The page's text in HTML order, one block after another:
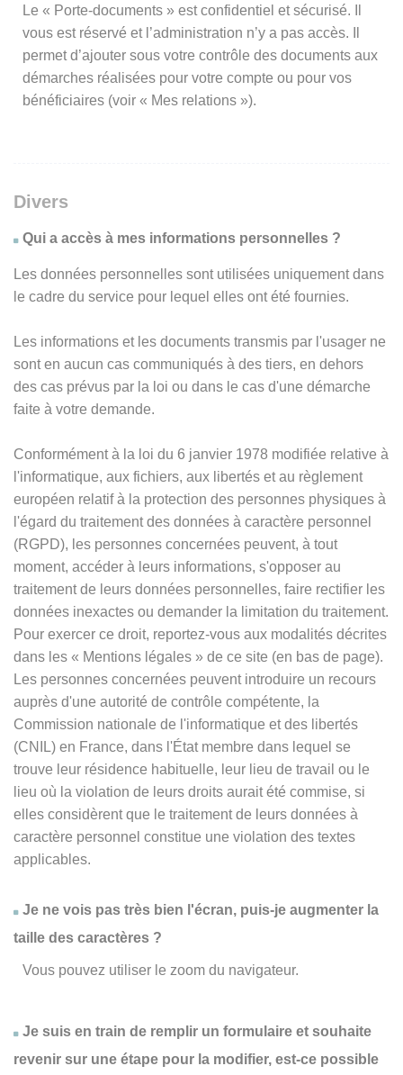
Le « Porte-documents » est confidentiel et sécurisé. Il
vous est réservé et l’administration n’y a pas accès. Il
permet d’ajouter sous votre contrôle des documents aux
démarches réalisées pour votre compte ou pour vos
bénéficiaires (voir « Mes relations »).
Divers
Qui a accès à mes informations personnelles ?
Les données personnelles sont utilisées uniquement dans
le cadre du service pour lequel elles ont été fournies.
Les informations et les documents transmis par l'usager ne
sont en aucun cas communiqués à des tiers, en dehors
des cas prévus par la loi ou dans le cas d'une démarche
faite à votre demande.
Conformément à la loi du 6 janvier 1978 modifiée relative à
l'informatique, aux fichiers, aux libertés et au règlement
européen relatif à la protection des personnes physiques à
l'égard du traitement des données à caractère personnel
(RGPD), les personnes concernées peuvent, à tout
moment, accéder à leurs informations, s'opposer au
traitement de leurs données personnelles, faire rectifier les
données inexactes ou demander la limitation du traitement.
Pour exercer ce droit, reportez-vous aux modalités décrites
dans les « Mentions légales » de ce site (en bas de page).
Les personnes concernées peuvent introduire un recours
auprès d'une autorité de contrôle compétente, la
Commission nationale de l'informatique et des libertés
(CNIL) en France, dans l'État membre dans lequel se
trouve leur résidence habituelle, leur lieu de travail ou le
lieu où la violation de leurs droits aurait été commise, si
elles considèrent que le traitement de leurs données à
caractère personnel constitue une violation des textes
applicables.
Je ne vois pas très bien l'écran, puis-je augmenter la
taille des caractères ?
Vous pouvez utiliser le zoom du navigateur.
Je suis en train de remplir un formulaire et souhaite
revenir sur une étape pour la modifier, est-ce possible